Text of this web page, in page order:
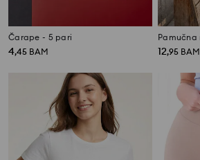
Čarape - 5 pari
4,45 BAM 12,95 BAM